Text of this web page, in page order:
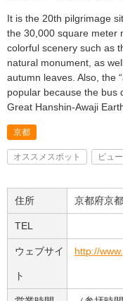
It is the 20th pilgrimage
the 30,000 square meter
colorful scenery such as
natural monument, as
autumn leaves. Also, the
popular because the bus
Great Hanshin-Awaji
京都
オススメスポット ビュ
住所 京都府京
TEL
ウェブサイ
ト
http://